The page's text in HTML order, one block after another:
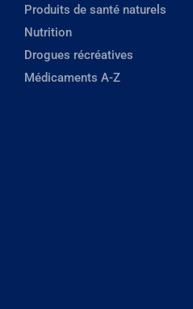
Produits de santé naturels
Nutrition
Drogues récréatives
Médicaments A-Z